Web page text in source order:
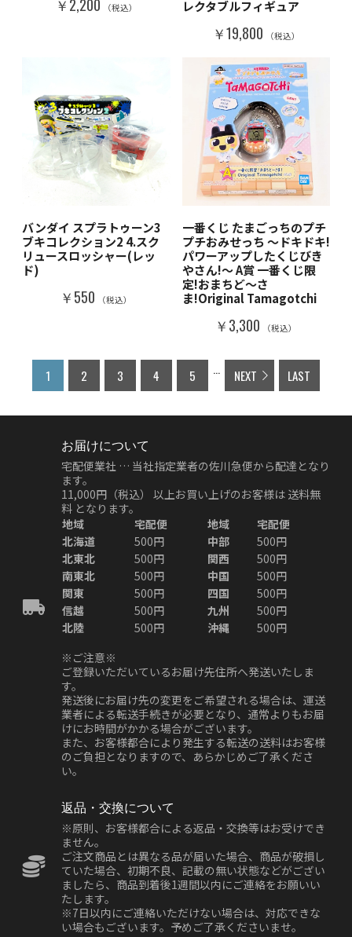
￥2,200 （税込）
レクタブルフィギュア
￥19,800 （税込）
バンダイ スプラトゥーン3
ブキコレクション2 4.スク
リュースロッシャー(レッ
ド)
￥550 （税込）
一番くじ たまごっちのプチ
プチおみせっち ～ドキドキ!
パワーアップしたくじびき
やさん!～ A賞 一番くじ限
定!おまちど～さ
ま!Original Tamagotchi
￥3,300 （税込）
1 2 3 4 5 ... NEXT LAST
お届けについて
宅配便業社 … 当社指定業者の佐川急便から配達となり
ます。
11,000円（税込）
以上お買い上げのお客様は 送料無
料 となります。
地域
宅配便 地域
宅配便
北海道
500円 中部
500円
北東北
500円 関西
500円
南東北
500円 中国
500円
関東
500円 四国
500円
信越
500円 九州
500円
北陸
500円 沖縄
500円
※ご注意※
ご登録いただいているお届け先住所へ発送いたしま
す。
発送後にお届け先の変更をご希望される場合は、運送
業者による転送手続きが必要となり、通常よりもお届
けにお時間がかかる場合がございます。
また、お客様都合により発生する転送の送料はお客様
のご負担となりますので、あらかじめご了承くださ
い。
返品・交換について
※原則、お客様都合による返品・交換等はお受けでき
ません。
ご注文商品とは異なる品が届いた場合、商品が破損し
ていた場合、初期不良、記載の無い状態などがござい
ましたら、商品到着後1週間以内にご連絡をお願いい
たします。
※7日以内にご連絡いただけない場合は、対応できな
い場合もございます。予めご了承くださいませ。